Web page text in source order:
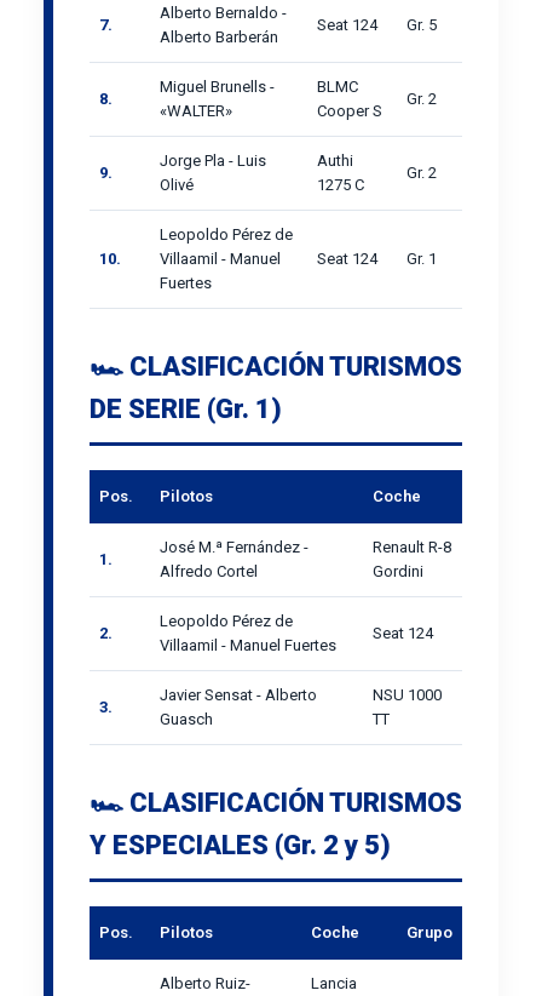
7.
Alberto Bernaldo -
Alberto Barberán
Seat 124 Gr. 5
8.
Miguel Brunells -
«WALTER»
BLMC
Cooper S
Gr. 2
9.
Jorge Pla - Luis
Olivé
Authi
1275 C
Gr. 2
10.
Leopoldo Pérez de
Villaamil - Manuel
Fuertes
Seat 124 Gr. 1
🏎️ CLASIFICACIÓN TURISMOS
DE SERIE (Gr. 1)
Pos. Pilotos Coche
1.
José M.ª Fernández -
Alfredo Cortel
Renault R-8
Gordini
2.
Leopoldo Pérez de
Villaamil - Manuel Fuertes
Seat 124
3.
Javier Sensat - Alberto
Guasch
NSU 1000
TT
🏎️ CLASIFICACIÓN TURISMOS
Y ESPECIALES (Gr. 2 y 5)
Pos. Pilotos Coche Grupo
Alberto Ruiz-
Lancia